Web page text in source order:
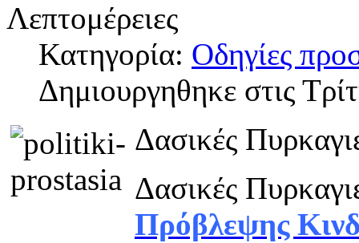
Λεπτομέρειες
Κατηγορία: Οδηγίες
Δημιουργηθηκε στις
Δασικές
Δασικές
Πρόβλεψης